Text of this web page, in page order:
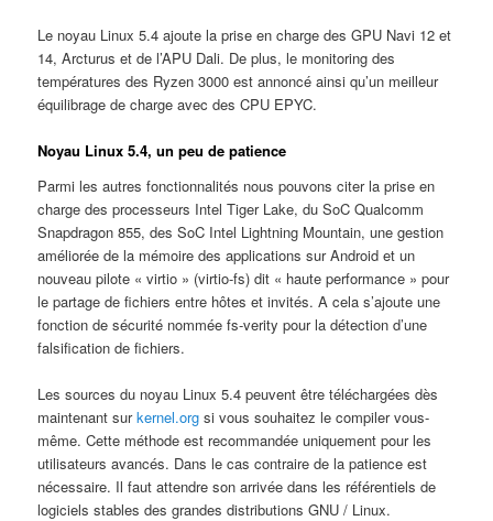
Le noyau Linux 5.4 ajoute la prise en charge des GPU Navi 12 et
14, Arcturus et de l’APU Dali. De plus, le monitoring des
températures des Ryzen 3000 est annoncé ainsi qu’un meilleur
équilibrage de charge avec des CPU EPYC.
Noyau Linux 5.4, un peu de patience
Parmi les autres fonctionnalités nous pouvons citer la prise en
charge des processeurs Intel Tiger Lake, du SoC Qualcomm
Snapdragon 855, des SoC Intel Lightning Mountain, une gestion
améliorée de la mémoire des applications sur Android et un
nouveau pilote « virtio » (virtio-fs) dit « haute performance » pour
le partage de fichiers entre hôtes et invités. A cela s’ajoute une
fonction de sécurité nommée fs-verity pour la détection d’une
falsification de fichiers.
Les sources du noyau Linux 5.4 peuvent être téléchargées dès
maintenant surkernel.org si vous souhaitez le compiler vous-
même. Cette méthode est recommandée uniquement pour les
utilisateurs avancés. Dans le cas contraire de la patience est
nécessaire. Il faut attendre son arrivée dans les référentiels de
logiciels stables des grandes distributions GNU / Linux.